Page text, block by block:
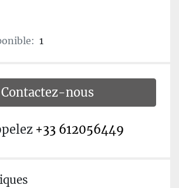
1
Contactez-nous
+33 612056449